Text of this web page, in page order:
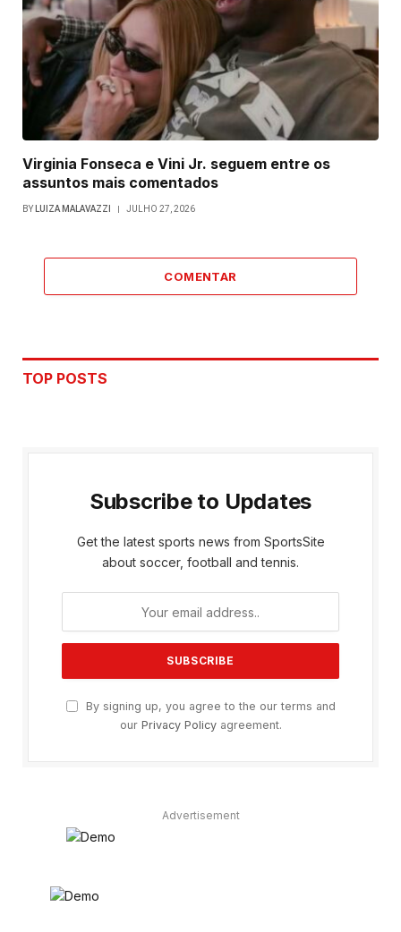
Virginia Fonseca e Vini Jr. seguem entre os
assuntos mais comentados
BY LUIZA MALAVAZZI JULHO 27, 2026
COMENTAR
TOP POSTS
Subscribe to Updates
Get the latest sports news from SportsSite
about soccer, football and tennis.
By signing up, you agree to the our terms and
our Privacy Policyagreement.
Advertisement